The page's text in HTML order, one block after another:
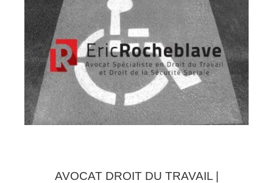
AVOCAT DROIT DU TRAVAIL |